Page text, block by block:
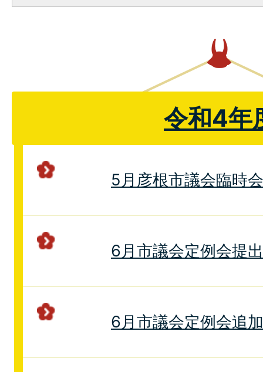
令和4年
5月彦根市議会臨時
6月市議会定例会提
6月市議会定例会追